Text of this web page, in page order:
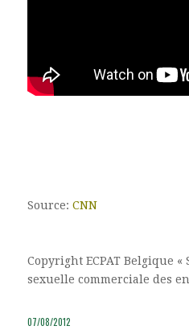
Source: CNN
Copyright ECPAT Belgique «
sexuelle commerciale des
07/08/2012